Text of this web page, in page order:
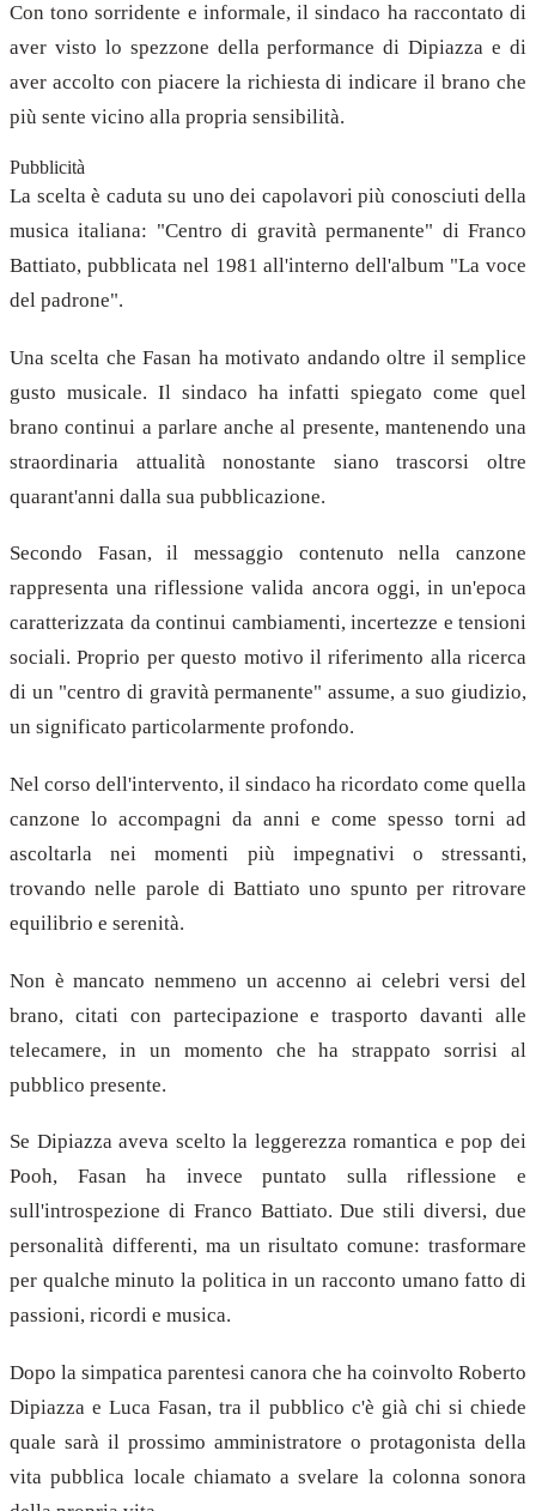
Con tono sorridente e informale, il sindaco ha raccontato di
aver visto lo spezzone della performance di Dipiazza e di
aver accolto con piacere la richiesta di indicare il brano che
più sente vicino alla propria sensibilità.
Pubblicità
La scelta è caduta su uno dei capolavori più conosciuti della
musica italiana: "Centro di gravità permanente" di Franco
Battiato, pubblicata nel 1981 all'interno dell'album "La voce
del padrone".
Una scelta che Fasan ha motivato andando oltre il semplice
gusto musicale. Il sindaco ha infatti spiegato come quel
brano continui a parlare anche al presente, mantenendo una
straordinaria attualità nonostante siano trascorsi oltre
quarant'anni dalla sua pubblicazione.
Secondo Fasan, il messaggio contenuto nella canzone
rappresenta una riflessione valida ancora oggi, in un'epoca
caratterizzata da continui cambiamenti, incertezze e tensioni
sociali. Proprio per questo motivo il riferimento alla ricerca
di un "centro di gravità permanente" assume, a suo giudizio,
un significato particolarmente profondo.
Nel corso dell'intervento, il sindaco ha ricordato come quella
canzone lo accompagni da anni e come spesso torni ad
ascoltarla nei momenti più impegnativi o stressanti,
trovando nelle parole di Battiato uno spunto per ritrovare
equilibrio e serenità.
Non è mancato nemmeno un accenno ai celebri versi del
brano, citati con partecipazione e trasporto davanti alle
telecamere, in un momento che ha strappato sorrisi al
pubblico presente.
Se Dipiazza aveva scelto la leggerezza romantica e pop dei
Pooh, Fasan ha invece puntato sulla riflessione e
sull'introspezione di Franco Battiato. Due stili diversi, due
personalità differenti, ma un risultato comune: trasformare
per qualche minuto la politica in un racconto umano fatto di
passioni, ricordi e musica.
Dopo la simpatica parentesi canora che ha coinvolto Roberto
Dipiazza e Luca Fasan, tra il pubblico c'è già chi si chiede
quale sarà il prossimo amministratore o protagonista della
vita pubblica locale chiamato a svelare la colonna sonora